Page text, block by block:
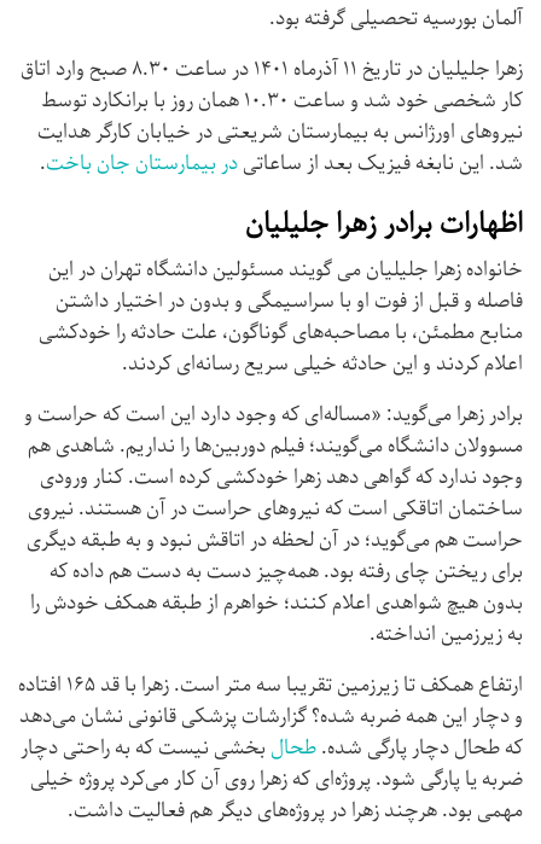
آلمان بورسیه تحصیلی گرفته بود.
زهرا جلیلیان در تاریخ ۱۱ آذرماه ۱۴۰۱ در ساعت ۸.۳۰ صبح وارد اتاق
کار شخصی خود شد و ساعت ۱۰.۳۰ همان روز با برانکارد توسط
نیروهای اورژانس به بیمارستان شریعتی در خیابان کارگر هدایت
شد. این نابغه فیزیک بعد از ساعاتیدر بیمارستان جان باخت.
اظهارات برادر زهرا جلیلیان
خانواده زهرا جلیلیان می گویند مسئولین دانشگاه تهران در این
فاصله و قبل از فوت او با سراسیمگی و بدون در اختیار داشتن
منابع مطمئن، با مصاحبه‌های گوناگون، علت حادثه را خودکشی
اعلام کردند و این حادثه خیلی سریع رسانه‌ای کردند.
برادر زهرا می‌گوید‌: «مساله‌ای که وجود دارد این است که حراست و
مسوولان دانشگاه می‌گویند؛ فیلم دوربین‌ها را نداریم. شاهدی هم
وجود ندارد که گواهی دهد زهرا خودکشی کرده است. کنار ورودی
ساختمان اتاقکی است که نیروهای حراست در آن هستند. نیروی
حراست هم می‌گوید؛ در آن لحظه در اتاقش نبود و به طبقه دیگری
برای ریختن چای رفته بود. همه‌چیز دست به دست هم داده که
بدون هیچ شواهدی اعلام کنند؛ خواهرم از طبقه همکف خودش را
به زیرزمین انداخته.
ارتفاع همکف تا زیرزمین تقریبا سه متر است. زهرا با قد ۱۶۵ افتاده
و دچار این همه ضربه شده؟ گزارشات پزشکی قانونی نشان می‌دهد
که طحال دچار پارگی شده.طحال بخشی نیست که به راحتی دچار
ضربه یا پارگی شود. پروژه‌ای که زهرا روی آن کار می‌کرد پروژه خیلی
مهمی بود. هرچند زهرا در پروژه‌های دیگر هم فعالیت داشت.